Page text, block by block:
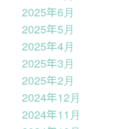
2025年6月
2025年5月
2025年4月
2025年3月
2025年2月
2024年12月
2024年11月